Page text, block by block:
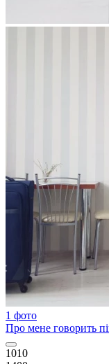
1 фото
Про мене говорить
1010